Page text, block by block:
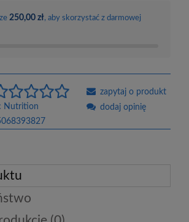
250,00 zł, aby skorzystać z darmowej
Nutrition
zapytaj o produkt
dodaj opinię